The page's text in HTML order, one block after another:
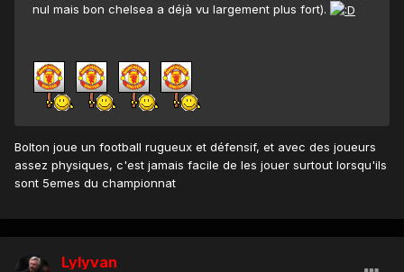
nul mais bon chelsea a déjà vu largement plus fort).
Bolton joue un football rugueux et défensif, et avec des joueurs
assez physiques, c'est jamais facile de les jouer surtout lorsqu'ils
sont 5emes du championnat
Lylyvan